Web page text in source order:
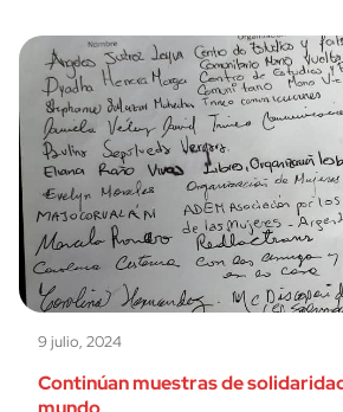
9 julio, 2024
Continúan muestras de